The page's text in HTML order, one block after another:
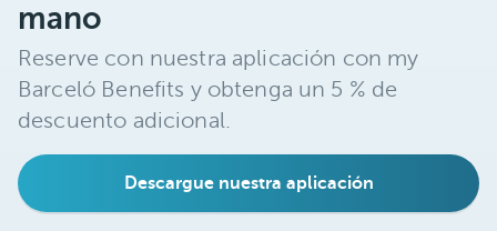
mano
Reserve con nuestra aplicación con my
Barceló Benefits y obtenga un 5 % de
descuento adicional.
Descargue nuestra aplicación